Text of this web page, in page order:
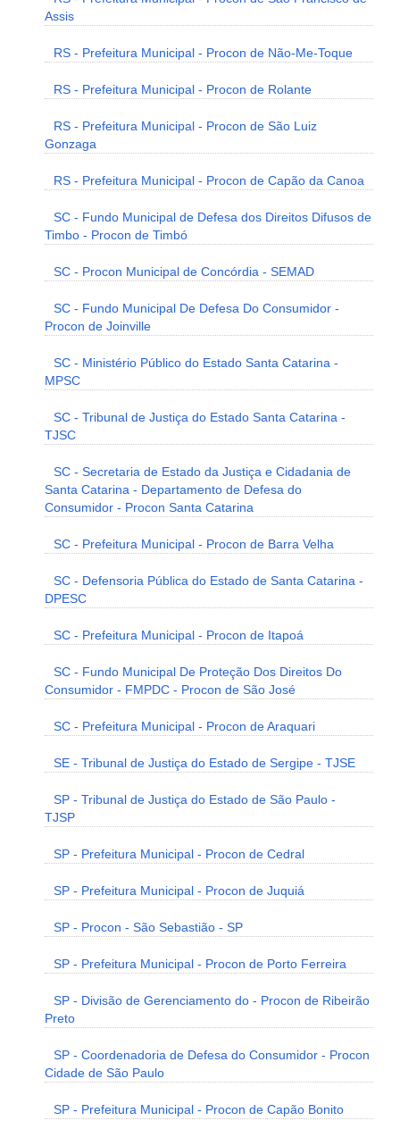
Assis
RS - Prefeitura Municipal - Procon de Não-Me-Toque
RS - Prefeitura Municipal - Procon de Rolante
RS - Prefeitura Municipal - Procon de São Luiz
Gonzaga
RS - Prefeitura Municipal - Procon de Capão da Canoa
SC - Fundo Municipal de Defesa dos Direitos Difusos de
Timbo - Procon de Timbó
SC - Procon Municipal de Concórdia - SEMAD
SC - Fundo Municipal De Defesa Do Consumidor -
Procon de Joinville
SC - Ministério Público do Estado Santa Catarina -
MPSC
SC - Tribunal de Justiça do Estado Santa Catarina -
TJSC
SC - Secretaria de Estado da Justiça e Cidadania de
Santa Catarina - Departamento de Defesa do
Consumidor - Procon Santa Catarina
SC - Prefeitura Municipal - Procon de Barra Velha
SC - Defensoria Pública do Estado de Santa Catarina -
DPESC
SC - Prefeitura Municipal - Procon de Itapoá
SC - Fundo Municipal De Proteção Dos Direitos Do
Consumidor - FMPDC - Procon de São José
SC - Prefeitura Municipal - Procon de Araquari
SE - Tribunal de Justiça do Estado de Sergipe - TJSE
SP - Tribunal de Justiça do Estado de São Paulo -
TJSP
SP - Prefeitura Municipal - Procon de Cedral
SP - Prefeitura Municipal - Procon de Juquiá
SP - Procon - São Sebastião - SP
SP - Prefeitura Municipal - Procon de Porto Ferreira
SP - Divisão de Gerenciamento do - Procon de Ribeirão
Preto
SP - Coordenadoria de Defesa do Consumidor - Procon
Cidade de São Paulo
SP - Prefeitura Municipal - Procon de Capão Bonito